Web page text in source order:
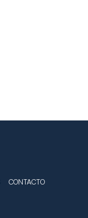
CONTACTO